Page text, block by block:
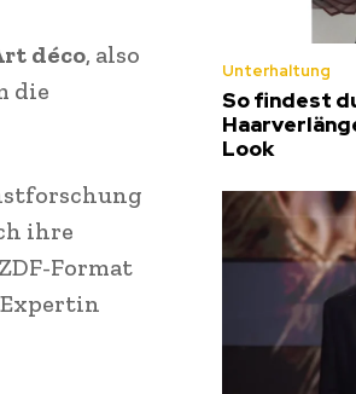
déco, also
die
ihre
Format
Expertin
Unterhaltung
So findest
Look